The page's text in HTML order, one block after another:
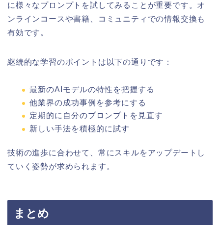
に様々なプロンプトを試してみることが重要です。オ
ンラインコースや書籍、コミュニティでの情報交換も
有効です。
継続的な学習のポイントは以下の通りです：
最新のAIモデルの特性を把握する
他業界の成功事例を参考にする
定期的に自分のプロンプトを見直す
新しい手法を積極的に試す
技術の進歩に合わせて、常にスキルをアップデートし
ていく姿勢が求められます。
まとめ